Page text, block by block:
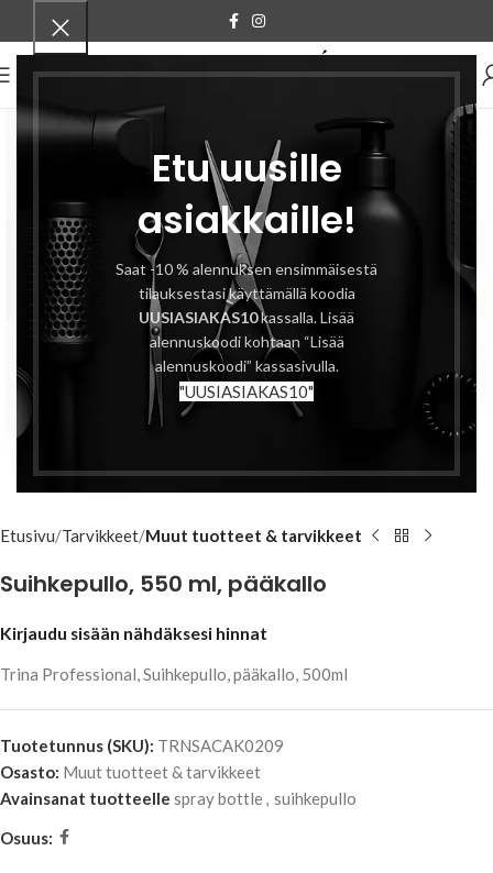
Etu uusille
asiakkaille!
Saat -10 % alennuksen ensimmäisestä
tilauksestasi käyttämällä koodia
UUSIASIAKAS10kassalla. Lisää
alennuskoodi kohtaan “Lisää
alennuskoodi” kassasivulla.
"UUSIASIAKAS10"
VALIKKO
Etusivu Tarvikkeet Muut tuotteet & tarvikkeet
Suihkepullo, 550 ml, pääkallo
Kirjaudu sisään nähdäksesi hinnat
Trina Professional, Suihkepullo, pääkallo, 500ml
Tuotetunnus (SKU): TRNSACAK0209
Osasto: Muut tuotteet & tarvikkeet
Avainsanat tuotteelle spray bottle, suihkepullo
Osuus: